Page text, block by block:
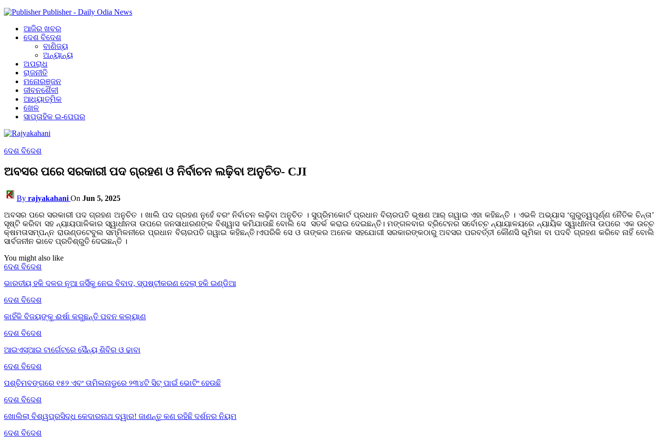
Publisher - Daily Odia News
ଆଜିର ଖବର
ଦେଶ ବିଦେଶ
ବାଣିଜ୍ୟ
ଅନ୍ୟାନ୍ୟ
ଅପରାଧ
ରାଜନୀତି
ମନୋରଞ୍ଜନ
ଜୀବନଶୈଳୀ
ଆଧ୍ୟାତ୍ମିକ
ଖେଳ
ସାପ୍ତାହିକ ଇ-ପେପର
ଦେଶ ବିଦେଶ
ଅବସର ପରେ ସରକାରୀ ପଦ ଗ୍ରହଣ ଓ ନିର୍ବାଚନ ଲଢ଼ିବା ଅନୁଚିତ- CJI
By rajyakahani On Jun 5, 2025
ଅବସର ପରେ ସରକାରୀ ପଦ ଗ୍ରହଣ ଅନୁଚିତ । ଖାଲି ପଦ ଗ୍ରହଣ ନୁହେଁ ବରଂ ନିର୍ବାଚନ ଲଢ଼ିବା ଅନୁଚିତ । ସୁପ୍ରିମକୋର୍ଟ ପ୍ରଧାନ ବିଚାରପତି ଭୂଷଣ ଆର୍‌ ଗୱାଇ ଏହା କହିଛନ୍ତି । ଏଭଳି ଅଭ୍ୟାସ ‘ଗୁରୁତ୍ୱପୂର୍ଣ୍ଣ ନୈତିକ ଚିନ୍ତା’
ସୃଷ୍ଟି କରିବା ସହ ନ୍ୟାୟପାଳିକାର ସ୍ୱାଧୀନତା ଉପରେ ଜନସାଧାରଣଙ୍କ ବିଶ୍ୱାସ କମିଯାଉଛି ବୋଲି ସେ ସତର୍କ କରାଇ ଦେଇଛନ୍ତି। ମଙ୍ଗଳବାର ବ୍ରିଟେନର ସର୍ବୋଚ୍ଚ ନ୍ୟାୟାଳୟରେ ନ୍ୟାୟିକ ସ୍ୱାଧୀନତା ଉପରେ ଏକ ଉଚ୍ଚ
କ୍ଷମତାସମ୍ପନ୍ନ ରାଉଣ୍ଡଟେବୁଲ ସମ୍ମିଳନୀରେ ପ୍ରଧାନ ବିଚାରପତି ଗୱାଇ କହିଛନ୍ତି।ଏପରିକି ସେ ଓ ତାଙ୍କର ଅନେକ ସହଯୋଗୀ ସରକାରଙ୍କଠାରୁ ଅବସର ପରବର୍ତ୍ତୀ କୌଣସି ଭୂମିକା ବା ପଦବି ଗ୍ରହଣ କରିବେ ନାହିଁ ବୋଲି
ସାର୍ବଜନୀନ ଭାବେ ପ୍ରତିଶ୍ରୁତି ଦେଇଛନ୍ତି ।
You might also like
ଦେଶ ବିଦେଶ
ଭାରତୀୟ ହକି ଦଳର ନୂଆ ଜର୍ସିକୁ ନେଇ ବିବାଦ, ସ୍ପଷ୍ଟୀକରଣ ଦେଲା ହକି ଇଣ୍ଡିଆ
ଦେଶ ବିଦେଶ
କାହିଁକି ବିଜୟଙ୍କୁ ଈର୍ଷା କରୁଛନ୍ତି ପବନ କଲ୍ୟାଣ
ଦେଶ ବିଦେଶ
ଆଇଏସ୍‌ଆଇ ଟାର୍ଗେଟରେ ସୈନ୍ୟ ଶିବିର ଓ ଢାବା
ଦେଶ ବିଦେଶ
ପଶ୍ଚିମବଙ୍ଗରେ ୧୫୨ ଏବଂ ତାମିଲନାଡୁରେ ୨୩୪ଟି ସିଟ୍ ପାଇଁ ଭୋଟିଂ ହେଉଛି
ଦେଶ ବିଦେଶ
ଖୋଲିଲା ବିଶ୍ୱପ୍ରସିଦ୍ଧ କେଦାରନାଥ ଦ୍ୱାର! ଜାଣନ୍ତୁ କଣ ରହିଛି ଦର୍ଶନର ନିୟମ
ଦେଶ ବିଦେଶ